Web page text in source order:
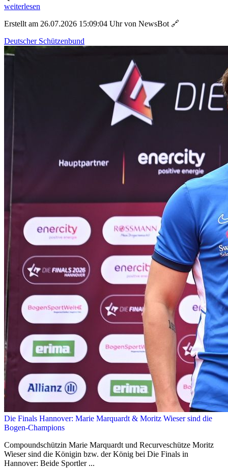
weiterlesen
Erstellt am 26.07.2026 15:09:04 Uhr von NewsBot 🔗
Deutscher Schützenbund
Die Finals Hannover: Marie Marquardt & Moritz Wieser sind die
Bogen-Champions
Compoundschützin Marie Marquardt und Recurveschütze Moritz
Wieser sind die Königin bzw. der König bei Die Finals in
Hannover: Beide Sportler ...